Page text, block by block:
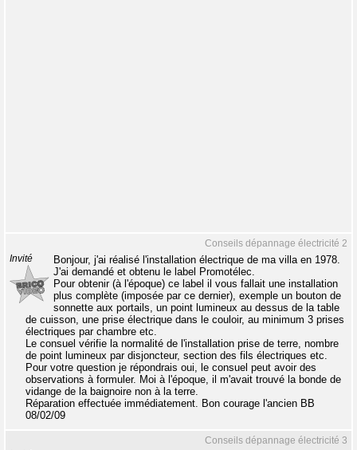
Conseils dépannage électricité 2
Invité
Bonjour, j'ai réalisé l'installation électrique de ma villa en 1978.
J'ai demandé et obtenu le label Promotélec.
Pour obtenir (à l'époque) ce label il vous fallait une installation
plus complète (imposée par ce dernier), exemple un bouton de
sonnette aux portails, un point lumineux au dessus de la table
de cuisson, une prise électrique dans le couloir, au minimum 3 prises
électriques par chambre etc.
Le consuel vérifie la normalité de l'installation prise de terre, nombre
de point lumineux par disjoncteur, section des fils électriques etc.
Pour votre question je répondrais oui, le consuel peut avoir des
observations à formuler. Moi à l'époque, il m'avait trouvé la bonde de
vidange de la baignoire non à la terre.
Réparation effectuée immédiatement. Bon courage l'ancien BB
08/02/09
Conseils dépannage électricité 3